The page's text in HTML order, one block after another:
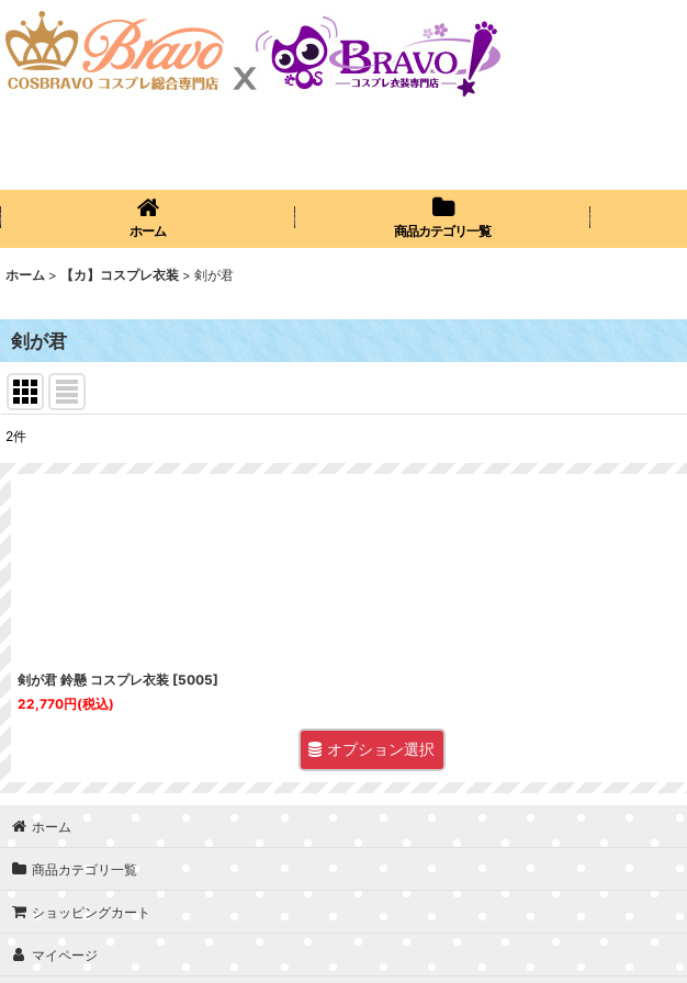
ホーム 商品カテゴリ一覧
ホーム > 【カ】コスプレ衣装 > 剣が君
剣が君
2件
剣が君 鈴懸 コスプレ衣装 [5005]
22,770円(税込)
オプション選択
ホーム
商品カテゴリ一覧
ショッピングカート
マイページ